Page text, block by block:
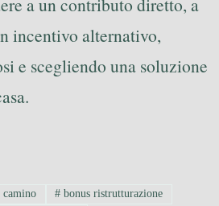
incentivo alternativo,
e scegliendo una soluzione
# bonus ristrutturazione